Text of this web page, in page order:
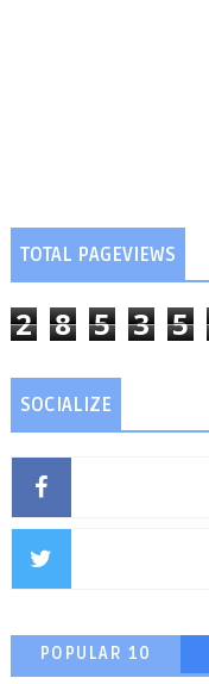
TOTAL PAGEVIEWS
2 8 5 3 5
SOCIALIZE
POPULAR 10